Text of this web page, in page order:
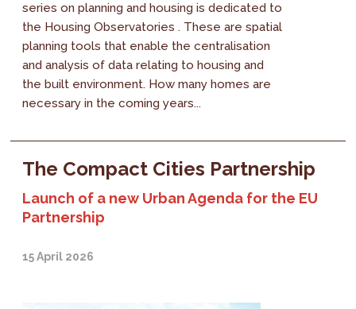
series on planning and housing is dedicated to
the Housing Observatories . These are spatial
planning tools that enable the centralisation
and analysis of data relating to housing and
the built environment. How many homes are
necessary in the coming years...
The Compact Cities Partnership
Launch of a new Urban Agenda for the EU
Partnership
15 April 2026